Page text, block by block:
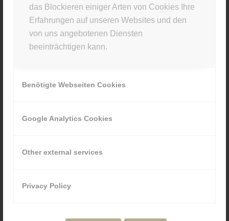
das Blockieren einiger Arten von Cookies Ihre
Erfahrungen auf unseren Websites und den
von uns angebotenen Diensten
beeinträchtigen kann.
Benötigte Webseiten Cookies
Google Analytics Cookies
Other external services
Privacy Policy
Materia Viva
Motion Design